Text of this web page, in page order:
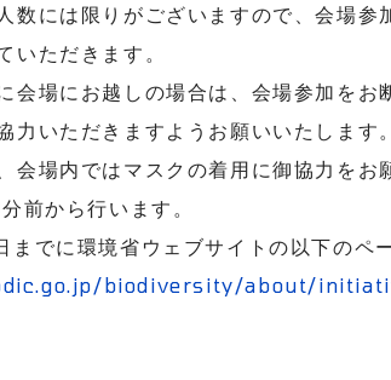
数には限りがございますので、会場参
いただきます。
会場にお越しの場合は、会場参加をお
力いただきますようお願いいたします。
場内ではマスクの着用に御協力をお
前から行います。
でに環境省ウェブサイトの以下のペ
biodiversity/about/